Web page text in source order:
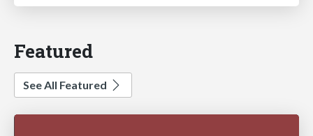
Featured
See All Featured